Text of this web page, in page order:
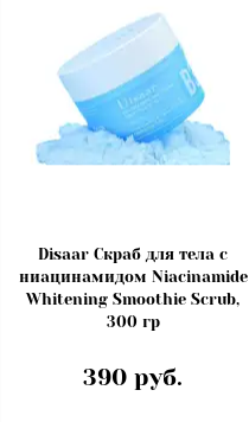
Disaar Скраб для тела с
ниацинамидом Niacinamide
Whitening Smoothie Scrub,
300 гр
390 руб.